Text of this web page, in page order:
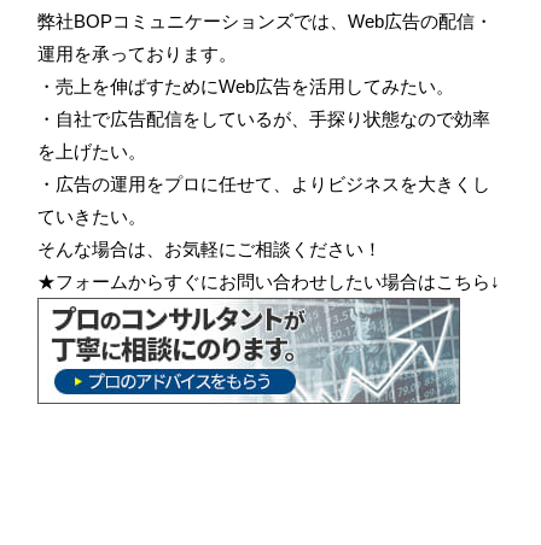
弊社BOPコミュニケーションズでは、Web広告の配信・
運用を承っております。
・売上を伸ばすためにWeb広告を活用してみたい。
・自社で広告配信をしているが、手探り状態なので効率
を上げたい。
・広告の運用をプロに任せて、よりビジネスを大きくし
ていきたい。
そんな場合は、お気軽にご相談ください！
★フォームからすぐにお問い合わせしたい場合はこちら↓